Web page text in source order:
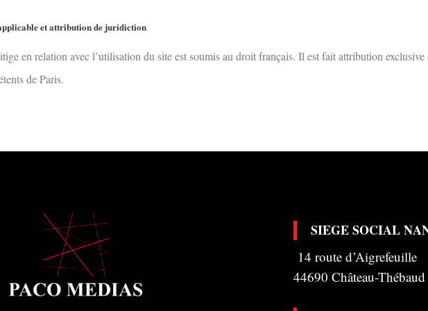
et attribution de juridiction
en relation avec l’utilisation du site est soumis au droit français. Il est fait attribution
de Paris.
SIEGE SOCIAL
14 route d’Aigrefeuille
44690 Château-Thébaud